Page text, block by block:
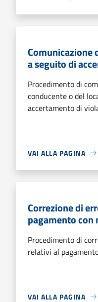
Comunicazione
a seguito di
Procedimento di
conducente o del
accertamento di
VAI ALLA PAGINA
Correzione di
pagamento con
Procedimento di
relativi al
VAI ALLA PAGINA